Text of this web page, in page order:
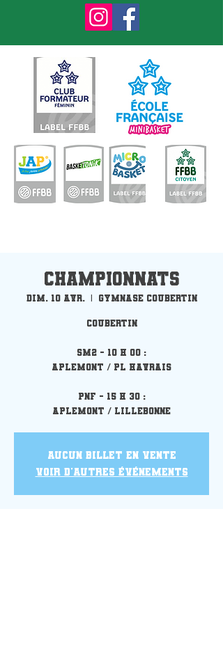
Championnats
dim. 10 avr.
  |
Gymnase Coubertin
Coubertin
SM2 - 10 h 00 :
Aplemont / PL Havrais
PNF - 15 h 30 :
Aplemont / Lillebonne
Aucun billet en vente
Voir d'autres événements